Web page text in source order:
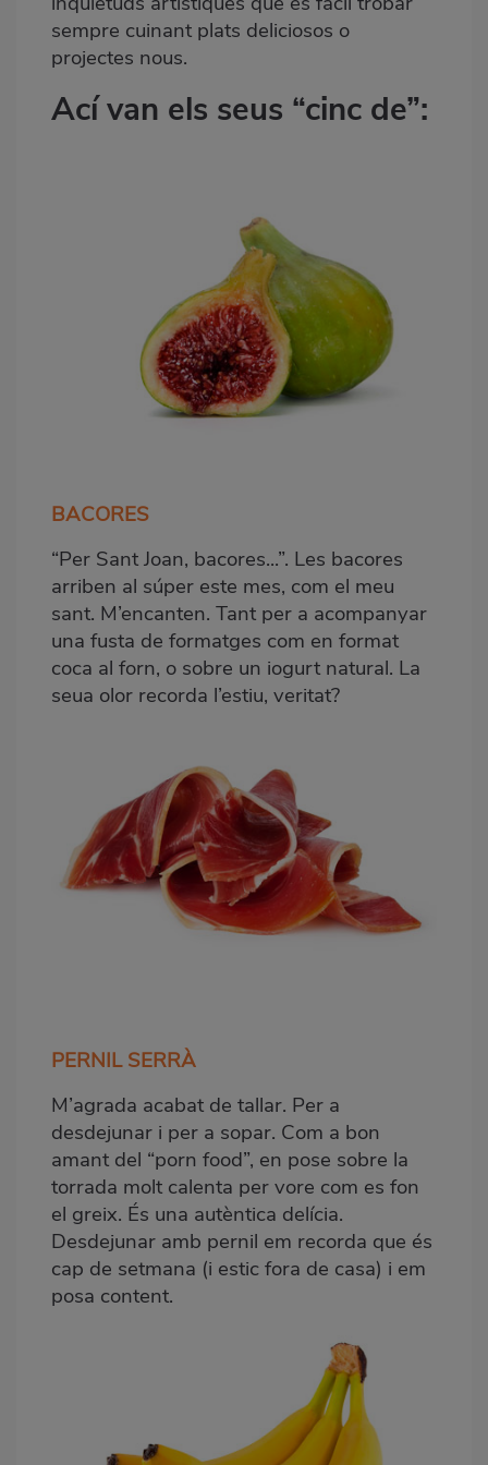
sempre cuinant plats deliciosos o
projectes nous.
Ací van els seus “cinc de”:
BACORES
“Per Sant Joan, bacores...”. Les bacores
arriben al súper este mes, com el meu
sant. M’encanten. Tant per a acompanyar
una fusta de formatges com en format
coca al forn, o sobre un iogurt natural. La
seua olor recorda l’estiu, veritat?
PERNIL SERRÀ
M’agrada acabat de tallar. Per a
desdejunar i per a sopar. Com a bon
amant del “porn food”, en pose sobre la
torrada molt calenta per vore com es fon
el greix. És una autèntica delícia.
Desdejunar amb pernil em recorda que és
cap de setmana (i estic fora de casa) i em
posa content.